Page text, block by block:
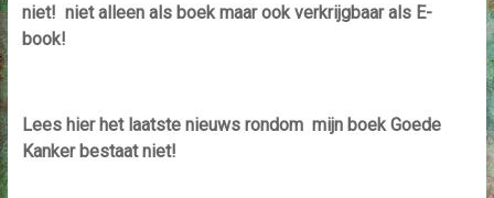
niet! niet alleen als boek maar ook verkrijgbaar als E-
book!
Lees hier het laatste nieuws rondom mijn boek Goede
Kanker bestaat niet!